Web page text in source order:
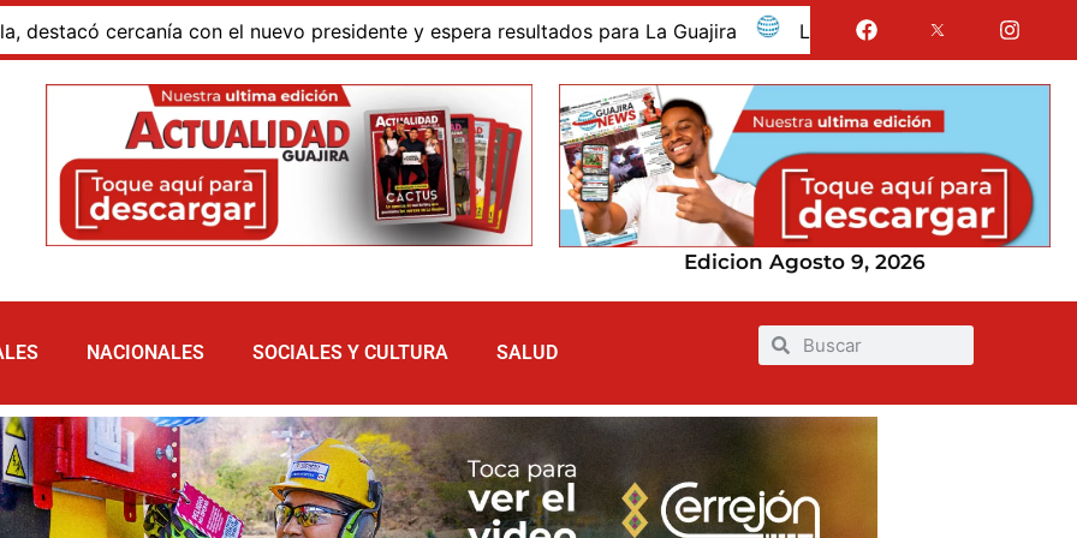
cercanía con el nuevo presidente y espera resultados para La Guajira La Guajira fue presentada como
Edicion Agosto 9, 2026
NACIONALES SOCIALES Y CULTURA SALUD